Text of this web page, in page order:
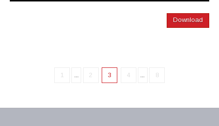
Download
1 ... 2 3 4 ... 8